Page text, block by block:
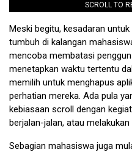
SCROLL TO
Meski begitu, kesadaran
tumbuh di kalangan
mencoba membatasi
menetapkan waktu tertentu
memilih untuk menghapus
perhatian mereka. Ada pula
kebiasaan scroll dengan
berjalan-jalan, atau
Sebagian mahasiswa juga